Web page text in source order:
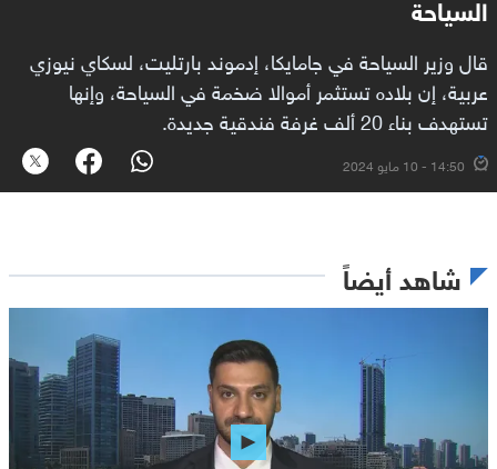
قال وزير السياحة في جامايكا، إدموند بارتليت، لسكاي نيوزي
عربية، إن بلاده تستثمر أموالا ضخمة في السياحة، وإنها
تستهدف بناء 20 ألف غرفة فندقية جديدة.
14:50 - 10 مايو 2024
شاهد أيضاً